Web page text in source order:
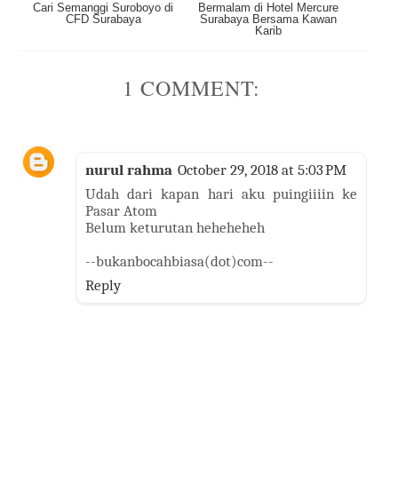
Cari Semanggi Suroboyo di
CFD Surabaya
Bermalam di Hotel Mercure
Surabaya Bersama Kawan
Karib
1 COMMENT:
nurul rahma October 29, 2018 at 5:03 PM
Udah dari kapan hari aku puingiiiin ke
Pasar Atom
Belum keturutan heheheheh
--bukanbocahbiasa(dot)com--
Reply